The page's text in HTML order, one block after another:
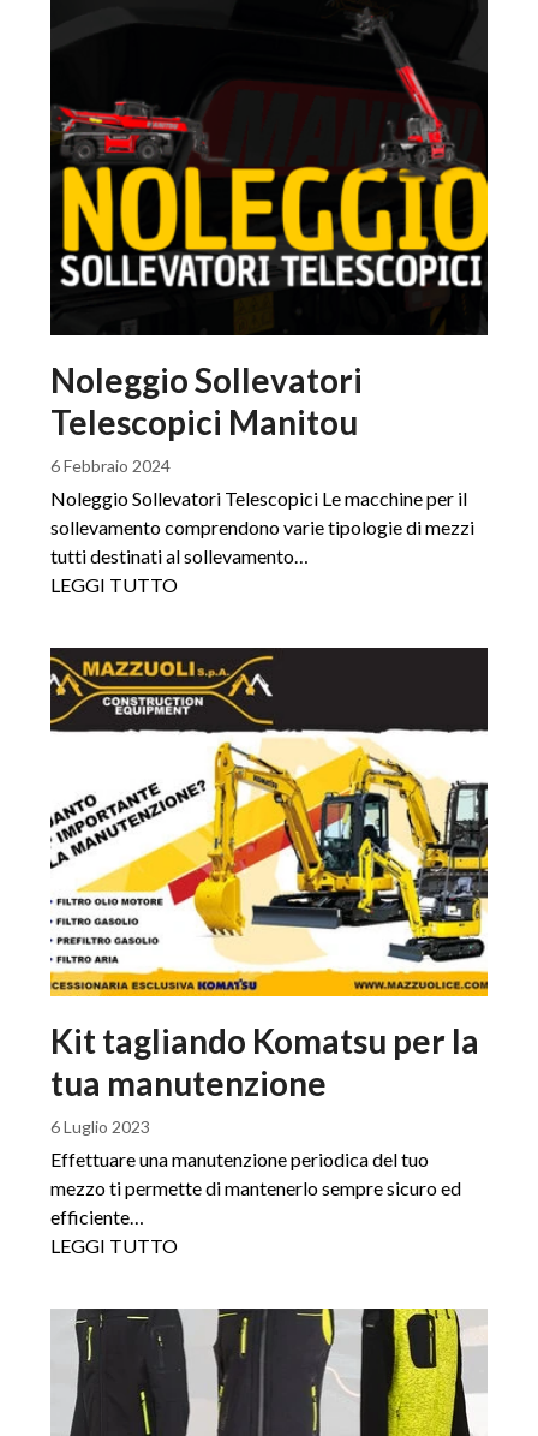
Noleggio Sollevatori
Telescopici Manitou
6 Febbraio 2024
Noleggio Sollevatori Telescopici Le macchine per il
sollevamento comprendono varie tipologie di mezzi
tutti destinati al sollevamento…
LEGGI TUTTO
Kit tagliando Komatsu per la
tua manutenzione
6 Luglio 2023
Effettuare una manutenzione periodica del tuo
mezzo ti permette di mantenerlo sempre sicuro ed
efficiente…
LEGGI TUTTO